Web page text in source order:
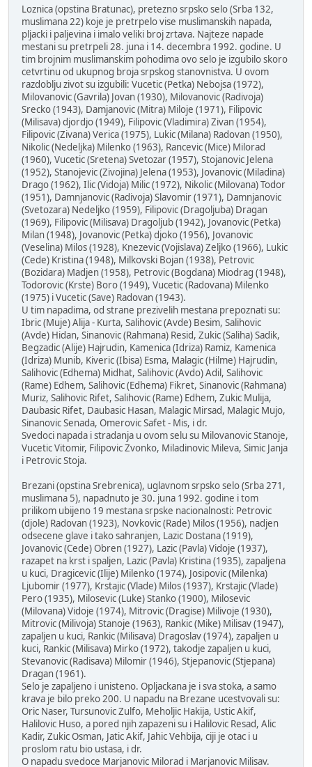
Loznica (opstina Bratunac), pretezno srpsko selo (Srba 132,
muslimana 22) koje je pretrpelo vise muslimanskih napada,
pljacki i paljevina i imalo veliki broj zrtava. Najteze napade
mestani su pretrpeli 28. juna i 14. decembra 1992. godine. U
tim brojnim muslimanskim pohodima ovo selo je izgubilo skoro
cetvrtinu od ukupnog broja srpskog stanovnistva. U ovom
razdoblju zivot su izgubili: Vucetic (Petka) Nebojsa (1972),
Milovanovic (Gavrila) Jovan (1930), Milovanovic (Radivoja)
Srecko (1943), Damjanovic (Mitra) Miloje (1971), Filipovic
(Milisava) djordjo (1949), Filipovic (Vladimira) Zivan (1954),
Filipovic (Zivana) Verica (1975), Lukic (Milana) Radovan (1950),
Nikolic (Nedeljka) Milenko (1963), Rancevic (Mice) Milorad
(1960), Vucetic (Sretena) Svetozar (1957), Stojanovic Jelena
(1952), Stanojevic (Zivojina) Jelena (1953), Jovanovic (Miladina)
Drago (1962), Ilic (Vidoja) Milic (1972), Nikolic (Milovana) Todor
(1951), Damnjanovic (Radivoja) Slavomir (1971), Damnjanovic
(Svetozara) Nedeljko (1959), Filipovic (Dragoljuba) Dragan
(1969), Filipovic (Milisava) Dragoljub (1942), Jovanovic (Petka)
Milan (1948), Jovanovic (Petka) djoko (1956), Jovanovic
(Veselina) Milos (1928), Knezevic (Vojislava) Zeljko (1966), Lukic
(Cede) Kristina (1948), Milkovski Bojan (1938), Petrovic
(Bozidara) Madjen (1958), Petrovic (Bogdana) Miodrag (1948),
Todorovic (Krste) Boro (1949), Vucetic (Radovana) Milenko
(1975) i Vucetic (Save) Radovan (1943).
U tim napadima, od strane prezivelih mestana prepoznati su:
Ibric (Muje) Alija - Kurta, Salihovic (Avde) Besim, Salihovic
(Avde) Hidan, Sinanovic (Rahmana) Resid, Zukic (Saliha) Sadik,
Begzadic (Alije) Hajrudin, Kamenica (Idriza) Ramiz, Kamenica
(Idriza) Munib, Kiveric (Ibisa) Esma, Malagic (Hilme) Hajrudin,
Salihovic (Edhema) Midhat, Salihovic (Avdo) Adil, Salihovic
(Rame) Edhem, Salihovic (Edhema) Fikret, Sinanovic (Rahmana)
Muriz, Salihovic Rifet, Salihovic (Rame) Edhem, Zukic Mulija,
Daubasic Rifet, Daubasic Hasan, Malagic Mirsad, Malagic Mujo,
Sinanovic Senada, Omerovic Safet - Mis, i dr.
Svedoci napada i stradanja u ovom selu su Milovanovic Stanoje,
Vucetic Vitomir, Filipovic Zvonko, Miladinovic Mileva, Simic Janja
i Petrovic Stoja.
Brezani (opstina Srebrenica), uglavnom srpsko selo (Srba 271,
muslimana 5), napadnuto je 30. juna 1992. godine i tom
prilikom ubijeno 19 mestana srpske nacionalnosti: Petrovic
(djole) Radovan (1923), Novkovic (Rade) Milos (1956), nadjen
odsecene glave i tako sahranjen, Lazic Dostana (1919),
Jovanovic (Cede) Obren (1927), Lazic (Pavla) Vidoje (1937),
razapet na krst i spaljen, Lazic (Pavla) Kristina (1935), zapaljena
u kuci, Dragicevic (Ilije) Milenko (1974), Josipovic (Milenka)
Ljubomir (1977), Krstajic (Vlade) Milos (1937), Krstajic (Vlade)
Pero (1935), Milosevic (Luke) Stanko (1900), Milosevic
(Milovana) Vidoje (1974), Mitrovic (Dragise) Milivoje (1930),
Mitrovic (Milivoja) Stanoje (1963), Rankic (Mike) Milisav (1947),
zapaljen u kuci, Rankic (Milisava) Dragoslav (1974), zapaljen u
kuci, Rankic (Milisava) Mirko (1972), takodje zapaljen u kuci,
Stevanovic (Radisava) Milomir (1946), Stjepanovic (Stjepana)
Dragan (1961).
Selo je zapaljeno i unisteno. Opljackana je i sva stoka, a samo
krava je bilo preko 200. U napadu na Brezane ucestvovali su:
Oric Naser, Tursunovic Zulfo, Meholjic Hakija, Ustic Akif,
Halilovic Huso, a pored njih zapazeni su i Halilovic Resad, Alic
Kadir, Zukic Osman, Jatic Akif, Jahic Vehbija, ciji je otac i u
proslom ratu bio ustasa, i dr.
O napadu svedoce Marjanovic Milorad i Marjanovic Milisav.